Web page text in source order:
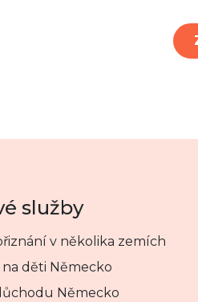
služby
v několika zemích
děti Německo
Německo